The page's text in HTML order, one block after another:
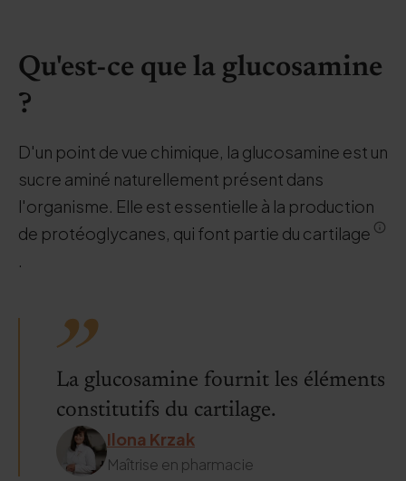
Qu'est-ce que la glucosamine
?
D'un point de vue chimique, la glucosamine est un
sucre aminé naturellement présent dans
l'organisme. Elle est essentielle à la production
de protéoglycanes, qui font partie du cartilage
.
La glucosamine fournit les éléments
constitutifs du cartilage.
Ilona Krzak
Maîtrise en pharmacie